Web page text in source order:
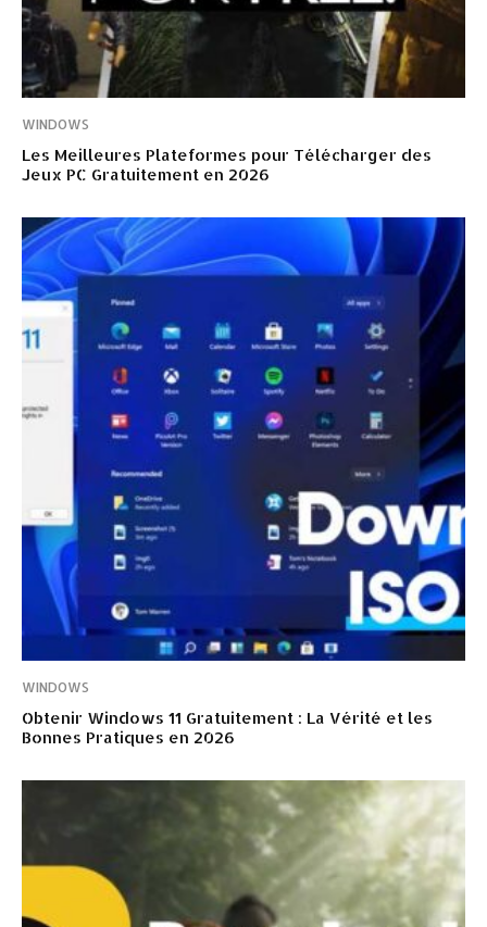
WINDOWS
Les Meilleures Plateformes pour Télécharger des
Jeux PC Gratuitement en 2026
WINDOWS
Obtenir Windows 11 Gratuitement : La Vérité et les
Bonnes Pratiques en 2026